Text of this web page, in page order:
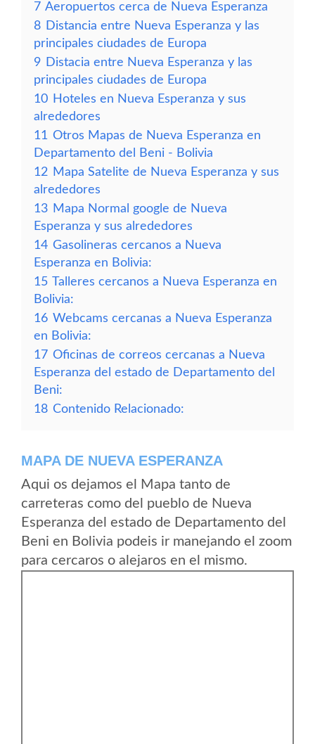
7 Aeropuertos cerca de Nueva Esperanza
8 Distancia entre Nueva Esperanza y las
principales ciudades de Europa
9 Distacia entre Nueva Esperanza y las
principales ciudades de Europa
10 Hoteles en Nueva Esperanza y sus
alrededores
11 Otros Mapas de Nueva Esperanza en
Departamento del Beni - Bolivia
12 Mapa Satelite de Nueva Esperanza y sus
alrededores
13 Mapa Normal google de Nueva
Esperanza y sus alrededores
14 Gasolineras cercanos a Nueva
Esperanza en Bolivia:
15 Talleres cercanos a Nueva Esperanza en
Bolivia:
16 Webcams cercanas a Nueva Esperanza
en Bolivia:
17 Oficinas de correos cercanas a Nueva
Esperanza del estado de Departamento del
Beni:
18 Contenido Relacionado:
MAPA DE NUEVA ESPERANZA
Aqui os dejamos el Mapa tanto de
carreteras como del pueblo de Nueva
Esperanza del estado de Departamento del
Beni en Bolivia podeis ir manejando el zoom
para cercaros o alejaros en el mismo.